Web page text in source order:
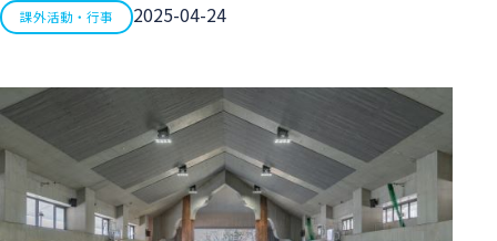
課外活動・行事 2025-04-24